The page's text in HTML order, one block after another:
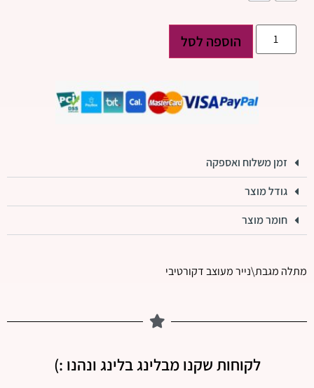
הוספה לסל
זמן משלוח ואספקה
גודל מוצר
חומר מוצר
מתלה מגבת\נייר מעוצב דקורטיבי
לקוחות שקנו מבלינג בלינג ונהנו :)